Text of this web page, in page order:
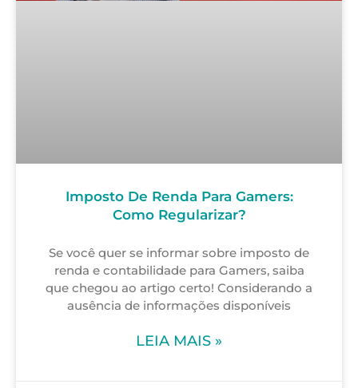
Imposto De Renda Para Gamers:
Como Regularizar?
Se você quer se informar sobre imposto de
renda e contabilidade para Gamers, saiba
que chegou ao artigo certo! Considerando a
ausência de informações disponíveis
LEIA MAIS »